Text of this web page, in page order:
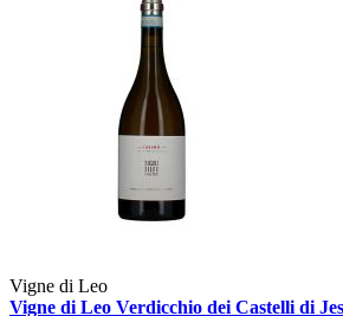
Vigne di Leo
Vigne di Leo Verdicchio dei Castelli di